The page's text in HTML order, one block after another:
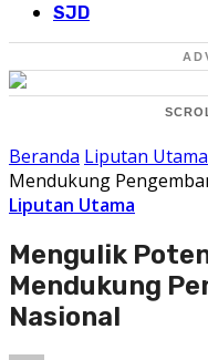
SJD
Beranda Liputan Utama
Mendukung
Liputan Utama
Mengulik
Mendukung
Nasional